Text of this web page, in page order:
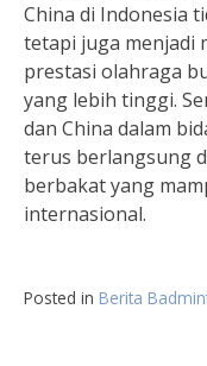
China di Indonesia
tetapi juga menjadi
prestasi olahraga
yang lebih tinggi.
dan China dalam
terus berlangsung
berbakat yang
internasional.
Posted in Berita